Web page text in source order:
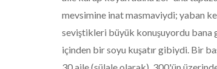
mevsimine inat masmaviydi; yaban
seviştikleri büyük konuşuyordu bana
içinden bir soyu kuşatır gibiydi. Bir